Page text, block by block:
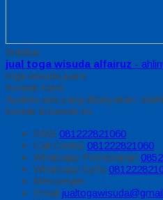
Sidebar
jual toga wisuda alfairuz -
toga wisuda juara
Kontak Kami
Apabila ada yang ditanyakan,
kontak di bawah ini.
SMS 081222821060
Call Center 081222821060
Whatsapp Pemesanan
Whatsapp Syifa
Messenger
Email